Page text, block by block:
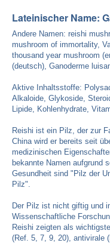
Lateinischer Name:
Andere Namen: reishi
mushroom of immortality,
thousand year mushroom
(deutsch), Ganoderme
Aktive Inhaltsstoffe:
Alkaloide, Glykoside,
Lipide, Kohlenhydrate,
Reishi ist ein Pilz, der zur
China wird er bereits seit
medizinischen
bekannte Namen aufgrund
Gesundheit sind "Pilz der
Pilz".
Der Pilz ist nicht giftig und
Wissenschaftliche
Reishi zeigten als
(Ref. 5, 7, 9, 20), antivirale